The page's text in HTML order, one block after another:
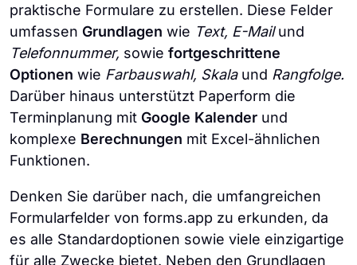
praktische Formulare zu erstellen. Diese Felder
umfassen Grundlagen wie Text, E-Mailund
Telefonnummer, sowie fortgeschrittene
Optionen wie Farbauswahl, Skalaund Rangfolge.
Darüber hinaus unterstützt Paperform die
Terminplanung mit Google Kalender und
komplexe Berechnungen mit Excel-ähnlichen
Funktionen.
Denken Sie darüber nach, die umfangreichen
Formularfelder von forms.app zu erkunden, da
es alle Standardoptionen sowie viele einzigartige
für alle Zwecke bietet. Neben den Grundlagen